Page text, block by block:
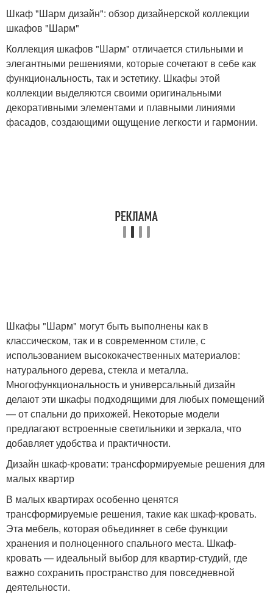
Шкаф "Шарм дизайн": обзор дизайнерской коллекции
шкафов "Шарм"
Коллекция шкафов "Шарм" отличается стильными и
элегантными решениями, которые сочетают в себе как
функциональность, так и эстетику. Шкафы этой
коллекции выделяются своими оригинальными
декоративными элементами и плавными линиями
фасадов, создающими ощущение легкости и гармонии.
Шкафы "Шарм" могут быть выполнены как в
классическом, так и в современном стиле, с
использованием высококачественных материалов:
натурального дерева, стекла и металла.
Многофункциональность и универсальный дизайн
делают эти шкафы подходящими для любых помещений
— от спальни до прихожей. Некоторые модели
предлагают встроенные светильники и зеркала, что
добавляет удобства и практичности.
Дизайн шкаф-кровати: трансформируемые решения для
малых квартир
В малых квартирах особенно ценятся
трансформируемые решения, такие как шкаф-кровать.
Эта мебель, которая объединяет в себе функции
хранения и полноценного спального места. Шкаф-
кровать — идеальный выбор для квартир-студий, где
важно сохранить пространство для повседневной
деятельности.